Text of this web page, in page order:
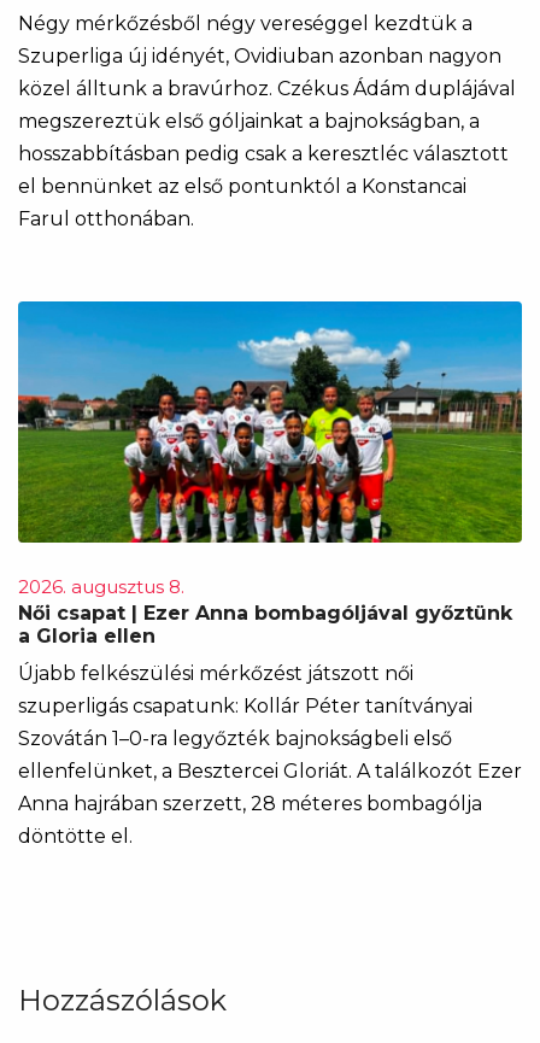
Négy mérkőzésből négy vereséggel kezdtük a
Szuperliga új idényét, Ovidiuban azonban nagyon
közel álltunk a bravúrhoz. Czékus Ádám duplájával
megszereztük első góljainkat a bajnokságban, a
hosszabbításban pedig csak a keresztléc választott
el bennünket az első pontunktól a Konstancai
Farul otthonában.
2026. augusztus 8.
Női csapat | Ezer Anna bombagóljával győztünk
a Gloria ellen
Újabb felkészülési mérkőzést játszott női
szuperligás csapatunk: Kollár Péter tanítványai
Szovátán 1–0-ra legyőzték bajnokságbeli első
ellenfelünket, a Besztercei Gloriát. A találkozót Ezer
Anna hajrában szerzett, 28 méteres bombagólja
döntötte el.
Hozzászólások